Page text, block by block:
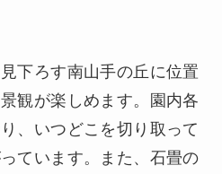
下ろす南山手の丘に位置
観が楽しめます。園内各
、いつどこを切り取って
ています。また、石畳の